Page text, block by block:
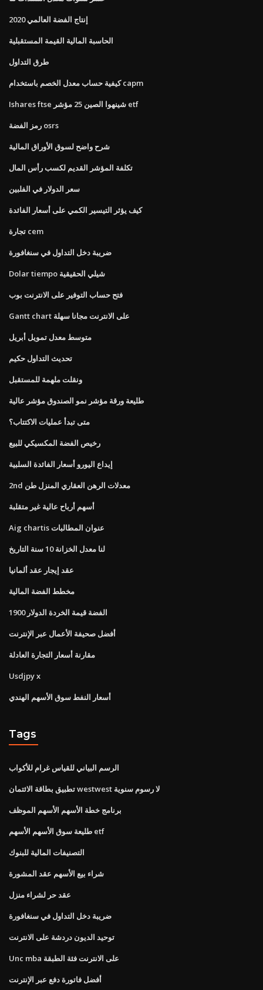
إنتاج الفضة العالمي 2020
الحاسبة المالية القيمة المستقبلية
طرق التداول
كيفية حساب معدل الخصم باستخدام capm
Ishares ftse شينهوا الصين 25 مؤشر etf
رمز الفضة osrs
شرح واضح لسوق الأوراق المالية
تكلفة المؤشر القديم لكسب رأس المال
سعر الدولار في الفلبين
كيف يؤثر التيسير الكمي على أسعار الفائدة
تجارة cem
ضريبة دخل التداول في سنغافورة
Dolar tiempo شيلي الحقيقية
فتح حساب التوفير على الانترنت بوب
Gantt chart على الانترنت مجانا سهلة
متوسط ​​معدل تمويل أبريل
تحديث التداول حكيم
ونقلت ملهمة للمستقبل
طليعة ورقة مؤشر نمو الصندوق مؤشر عالية
متى تبدأ عمليات الاكتتاب؟
رخيص الفضة المكسيكي للبيع
إيداع اليورو أسعار الفائدة السلبية
2nd معدلات الرهن العقاري المنزل طن
أسهم أرباح عالية غير متقلبة
Aig chartis عنوان المطالبات
لنا معدل الخزانة 10 سنة التاريخ
عقد إيجار عقد ألمانيا
مخطط الفضة المالية
1900 الفضة قيمة الخردة الدولار
أفضل صحيفة الأعمال عبر الإنترنت
مقارنة أسعار التجارة العادلة
Usdjpy x
أسعار النفط سوق الأسهم الهندي
Tags
الرسم البياني للقياس غرام للأكواب
تطبيق بطاقة الائتمان westwest لا رسوم سنوية
برنامج خطة الأسهم الأسهم الموظف
طليعة سوق الأسهم الأسهم etf
التصنيفات المالية للبنوك
شراء بيع الأسهم عقد المشورة
عقد حر لشراء منزل
ضريبة دخل التداول في سنغافورة
توحيد الديون دردشة على الانترنت
Unc mba على الانترنت فئة الطبقة
أفضل فاتورة دفع عبر الإنترنت